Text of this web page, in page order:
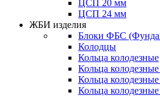
ЦСП 20 мм
ЦСП 24 мм
ЖБИ изделия
Блоки ФБС
Колодцы
Кольца колодезные
Кольца
Кольца
Кольца